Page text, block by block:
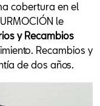
cobertura en el
le
y Recambios
Recambios y
de dos años.